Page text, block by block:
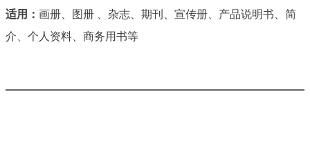
适用： 画册、图册 、杂志、期刊、宣传册、产品说明书、简
介、个人资料、商务用书等